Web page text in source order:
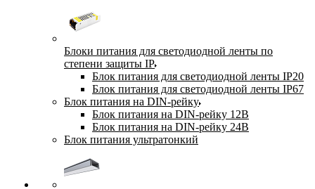
Блоки питания для светодиодной ленты по
степени защиты IP
Блок питания для светодиодной ленты IP20
Блок питания для светодиодной ленты IP67
Блок питания на DIN-рейку
Блок питания на DIN-рейку 12В
Блок питания на DIN-рейку 24В
Блок питания ультратонкий